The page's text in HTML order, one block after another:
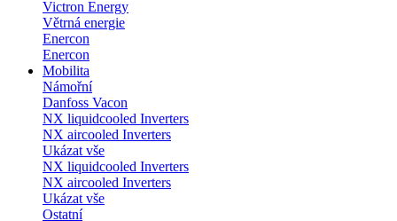
Victron Energy
Větrná energie
Enercon
Enercon
Mobilita
Námořní
Danfoss Vacon
NX liquidcooled Inverters
NX aircooled Inverters
Ukázat vše
NX liquidcooled Inverters
NX aircooled Inverters
Ukázat vše
Ostatní